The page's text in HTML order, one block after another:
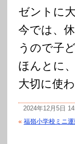
ゼントに
今では、
うので子
ほんとに
大切に使
2024年12月5日
« 福嶺小学校ミニ